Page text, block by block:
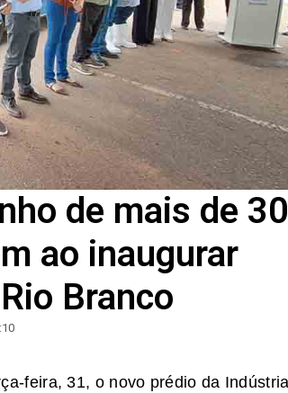
de mais de 30
ao inaugurar
Branco
feira, 31, o novo prédio da